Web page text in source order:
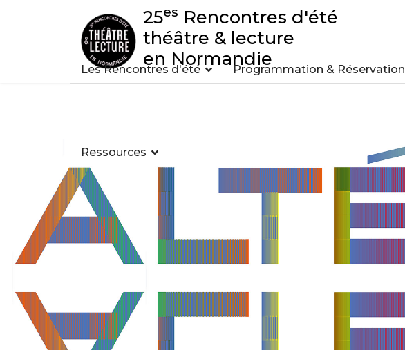
25es Rencontres d'été
théâtre & lecture
en Normandie
Les Rencontres d'été Programmation & Réservation
Ressources